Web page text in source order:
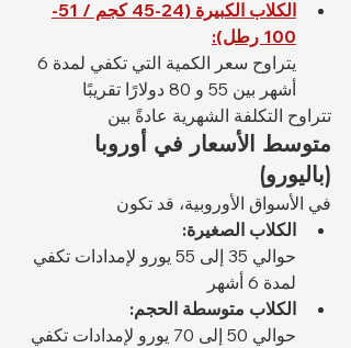
الكلاب الكبيرة (24-45 كجم / 51-
100 رطل):
أشهر بين 55 و 80 دولارًا تقريبًا
تتراوح التكلفة الشهرية عادةً بين
متوسط الأسعار في أوروبا
(باليورو)
في الأسواق الأوروبية، قد تكون
الكلاب الصغيرة:
حوالي 35 إلى 55 يورو لإمدادات تكفي
لمدة 6 أشهر
الكلاب متوسطة الحجم:
حوالي 50 إلى 70 يورو لإمدادات تكفي